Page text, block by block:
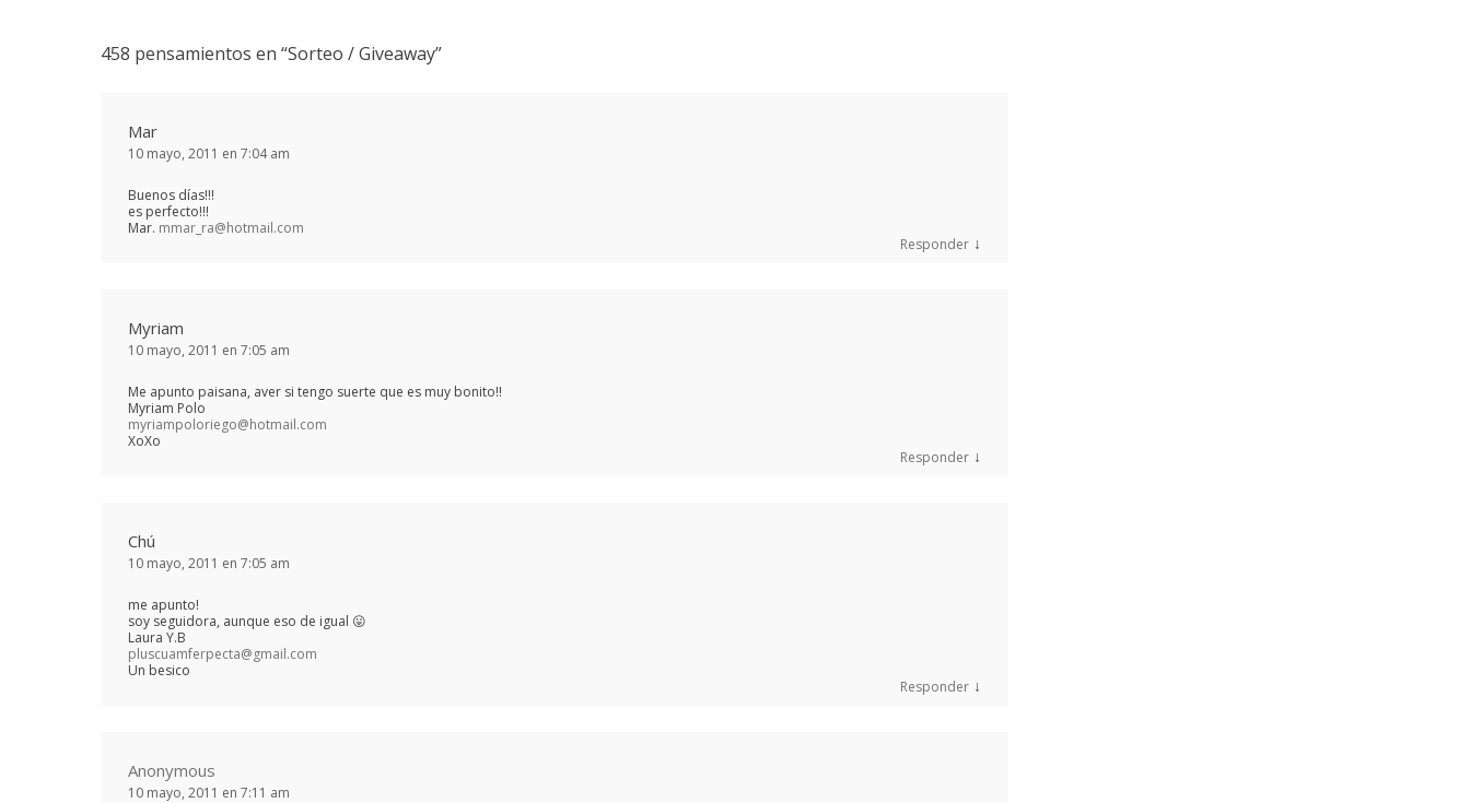
458 pensamientos en “Sorteo / Giveaway”
Mar
10 mayo, 2011 en 7:04 am
Buenos días!!!
es perfecto!!!
Mar. mmar_ra@hotmail.com
Responder ↓
Myriam
10 mayo, 2011 en 7:05 am
Me apunto paisana, aver si tengo suerte que es muy bonito!!
Myriam Polo
myriampoloriego@hotmail.com
XoXo
Responder ↓
Chú
10 mayo, 2011 en 7:05 am
me apunto!
soy seguidora, aunque eso de igual 😛
Laura Y.B
pluscuamferpecta@gmail.com
Un besico
Responder ↓
Anonymous
10 mayo, 2011 en 7:11 am